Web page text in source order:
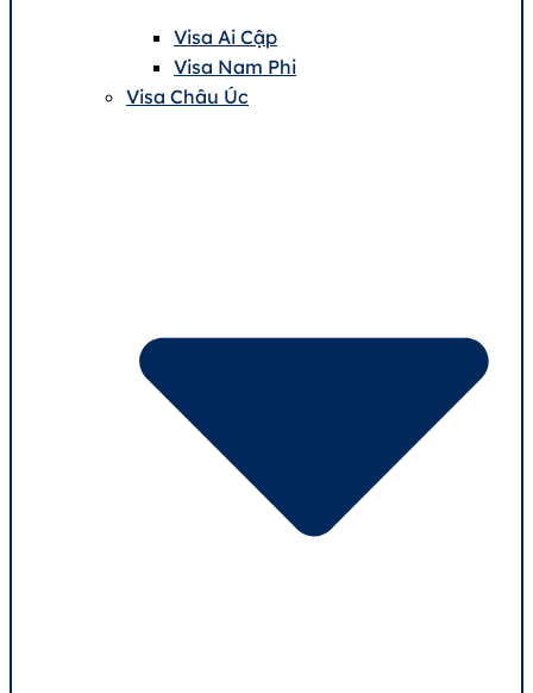
Visa Ai Cập
Visa Nam Phi
Visa Châu Úc